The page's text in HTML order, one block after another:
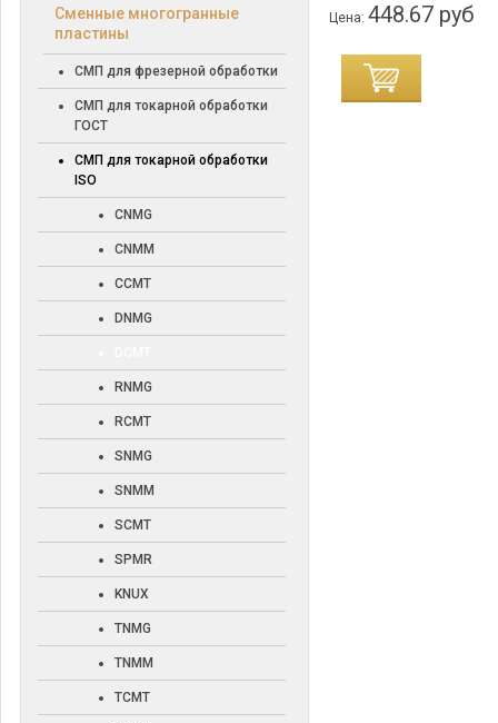
Cменные многогранные
пластины
СМП для фрезерной обработки
СМП для токарной обработки
ГОСТ
СМП для токарной обработки
ISO
CNMG
CNMM
CCMT
DNMG
RNMG
RCMT
SNMG
SNMM
SCMT
SPMR
KNUX
TNMG
TNMM
TCMT
Цена:448.67 руб